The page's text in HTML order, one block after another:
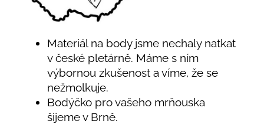
Materiál na body jsme nechaly natkat
v české pletárně. Máme s ním
výbornou zkušenost a víme, že se
nežmolkuje.
Bodýčko pro vašeho mrňouska
šijeme v Brně.